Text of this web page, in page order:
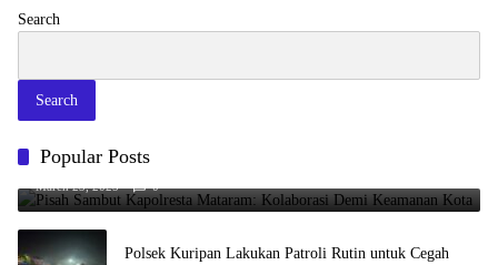
Search
Search
Popular Posts
Kota
March 23, 2025 0
Polsek Kuripan Lakukan Patroli Rutin untuk Cegah